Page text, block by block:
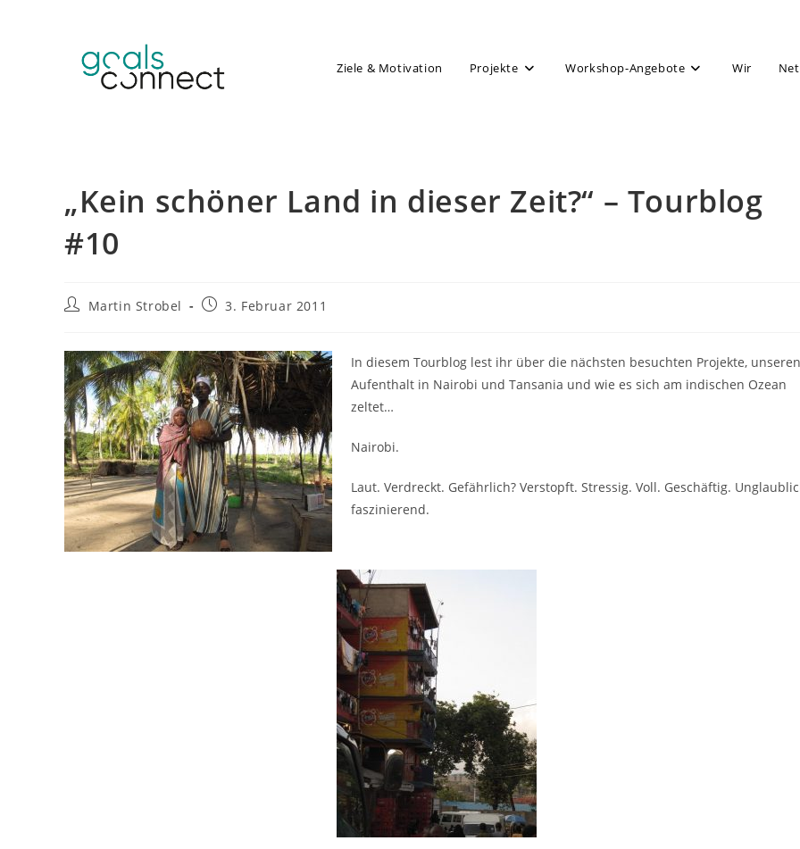
Ziele & Motivation Projekte Workshop-Angebote Wir
„Kein schöner Land in dieser Zeit?“ – Tourblog
#10
Beitrags-
Martin Strobel
Beitrag3. Februar 2011
In diesem Tourblog lest ihr über die nächsten besuchten Projekte, unseren
Aufenthalt in Nairobi und Tansania und wie es sich am indischen Ozean
zeltet…
Nairobi.
Laut. Verdreckt. Gefährlich? Verstopft. Stressig. Voll. Geschäftig.
faszinierend.